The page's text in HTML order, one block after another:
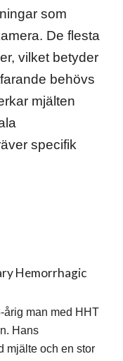
som
De flesta
vilket betyder
behövs
mjälten
specifik
Hemorrhagic
årig man med HHT
Hans
mjälte och en stor